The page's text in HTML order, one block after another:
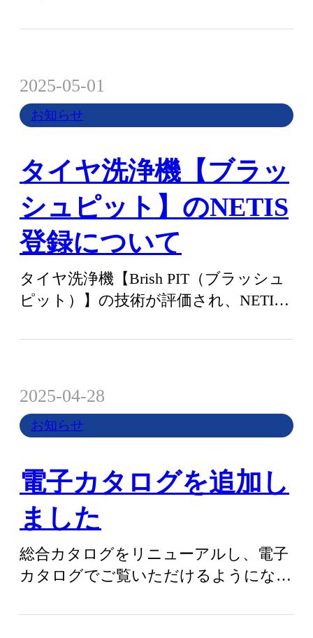
2025-05-01
お知らせ
タイヤ洗浄機【ブラッ
シュピット】のNETIS
登録について
タイヤ洗浄機【Brish PIT（ブラッシュ
ピット）】の技術が評価され、NETIS
2025-04-28
お知らせ
電子カタログを追加し
ました
総合カタログをリニューアルし、電子
カタログでご覧いただけるようになり
らも製品…